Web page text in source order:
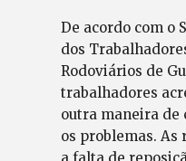
De acordo com o
dos
Rodoviários de
trabalhadores
outra maneira de
os problemas.